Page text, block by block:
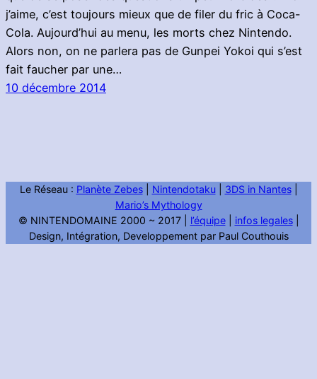
j’aime, c’est toujours mieux que de filer du fric à Coca-
Cola. Aujourd’hui au menu, les morts chez Nintendo.
Alors non, on ne parlera pas de Gunpei Yokoi qui s’est
fait faucher par une…
10 décembre 2014
Le Réseau : Planète Zebes| Nintendotaku| 3DS in Nantes|
Mario’s Mythology
© NINTENDOMAINE 2000 ~ 2017 | l’équipe| infos legales|
Design, Intégration, Developpement par Paul Couthouis